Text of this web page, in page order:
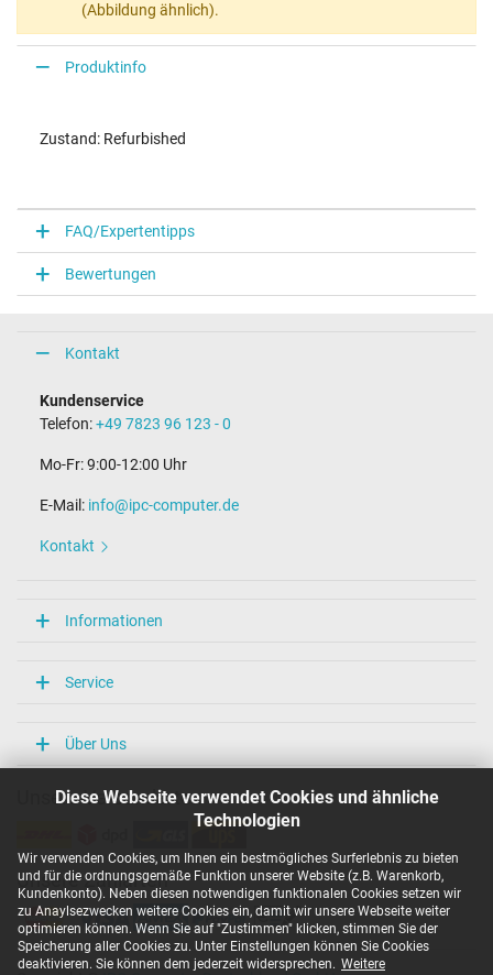
Diese Webseite verwendet Cookies und ähnliche
Technologien
Wir verwenden Cookies, um Ihnen ein bestmögliches Surferlebnis zu bieten
und für die ordnungsgemäße Funktion unserer Website (z.B. Warenkorb,
Kundenkonto). Neben diesen notwendigen funktionalen Cookies setzen wir
zu Anaylsezwecken weitere Cookies ein, damit wir unsere Webseite weiter
optimieren können. Wenn Sie auf "Zustimmen" klicken, stimmen Sie der
Speicherung aller Cookies zu. Unter Einstellungen können Sie Cookies
deaktivieren. Sie können dem jederzeit widersprechen. Weitere
(Abbildung ähnlich).
Produktinfo
Zustand: Refurbished
FAQ/Expertentipps
Bewertungen
Kontakt
Kundenservice
Telefon:+49 7823 96 123 - 0
Mo-Fr: 9:00-12:00 Uhr
E-Mail: info@ipc-computer.de
Kontakt
Informationen
Service
Über Uns
Unsere Versandarten
Unsere Zahlarten